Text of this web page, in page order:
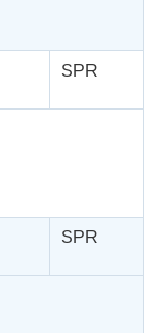
SPR
SPR